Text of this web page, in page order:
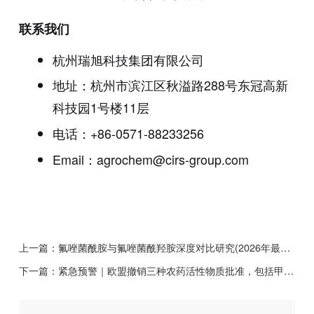
联系我们
杭州瑞旭科技集团有限公司
地址：杭州市滨江区秋溢路288号东冠高新
科技园1号楼11层
电话：+86-0571-88233256
Email：agrochem@cirs-group.com
上一篇： 氟唑菌酰胺与氟唑菌酰羟胺深度对比研究(2026年最新版)
下一篇： 紧急预警｜欧盟撤销三种农药活性物质批准，包括甲氧虫酰肼、吡噻菌胺